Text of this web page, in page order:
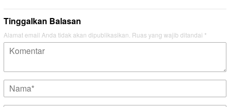
Tinggalkan Balasan
Alamat email Anda tidak akan dipublikasikan. Ruas yang wajib ditandai *